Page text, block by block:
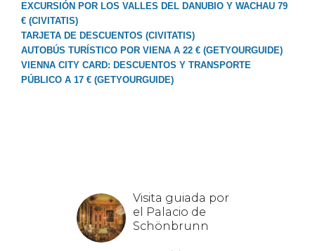
EXCURSIÓN POR LOS VALLES DEL DANUBIO Y WACHAU 79
€ (CIVITATIS)
TARJETA DE DESCUENTOS (CIVITATIS)
AUTOBÚS TURÍSTICO POR VIENA A 22 € (GETYOURGUIDE)
VIENNA CITY CARD: DESCUENTOS Y TRANSPORTE
PÚBLICO A 17 € (GETYOURGUIDE)